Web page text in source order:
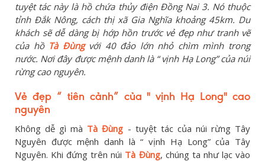
tuyệt tác này là hồ chứa thủy điện Đồng Nai 3. Nó thuộc
tỉnh Đắk Nông, cách thị xã Gia Nghĩa khoảng 45km. Du
khách sẽ dễ dàng bị hớp hồn trước vẻ đẹp như tranh vẽ
của hồ Tà Đùng với 40 đảo lớn nhỏ chìm mình trong
nước. Nơi đây được mệnh danh là “ vịnh Hạ Long” của núi
rừng cao nguyên.
Vẻ đẹp “ tiên cảnh” của " vịnh Hạ Long" cao
nguyên
Không dễ gì mà Tà Đùng - tuyệt tác của núi rừng Tây
Nguyên được mệnh danh là “ vịnh Hạ Long” của Tây
Nguyên. Khi đứng trên núi Tà Đùng, chúng ta như lạc vào